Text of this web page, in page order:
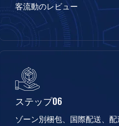
客流動のレビュー
ステップ06
ゾーン別梱包、国際配送、配